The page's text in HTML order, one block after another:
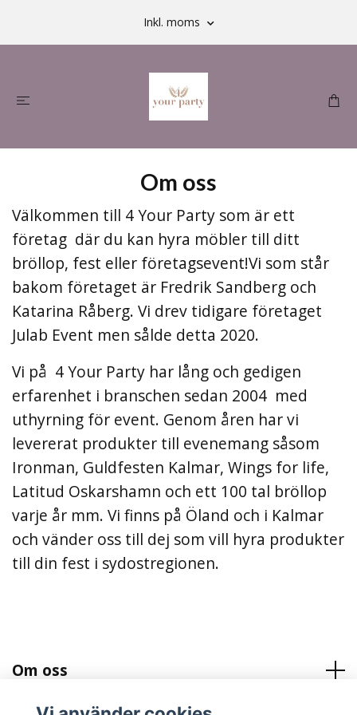
Inkl. moms
Om oss
Välkommen till 4 Your Party som är ett
företag där du kan hyra möbler till ditt
bröllop, fest eller företagsevent!Vi som står
bakom företaget är Fredrik Sandberg och
Katarina Råberg. Vi drev tidigare företaget
Julab Event men sålde detta 2020.
Vi på 4 Your Party har lång och gedigen
erfarenhet i branschen sedan 2004 med
uthyrning för event. Genom åren har vi
levererat produkter till evenemang såsom
Ironman, Guldfesten Kalmar, Wings for life,
Latitud Oskarshamn och ett 100 tal bröllop
varje år mm. Vi finns på Öland och i Kalmar
och vänder oss till dej som vill hyra produkter
till din fest i sydostregionen.
Om oss